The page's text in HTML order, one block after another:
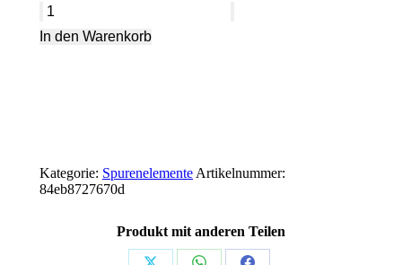
Grotech
CIn den Warenkorb
Kategorie: Spurenelemente Artikelnummer:
84eb8727670d
Produkt mit anderen Teilen